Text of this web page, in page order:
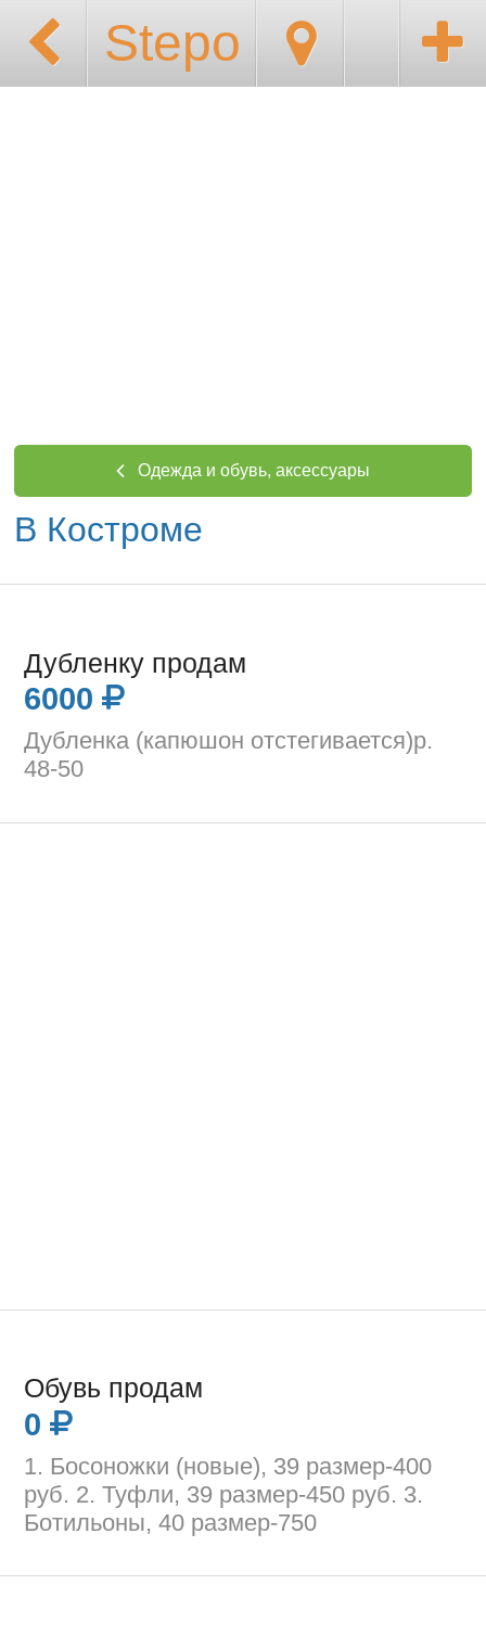
Stepo
Одежда и обувь, аксессуары
В Костроме
Дубленку продам
6000
Дубленка (капюшон отстегивается)р.
48-50
Обувь продам
0
1. Босоножки (новые), 39 размер-400
руб. 2. Туфли, 39 размер-450 руб. 3.
Ботильоны, 40 размер-750